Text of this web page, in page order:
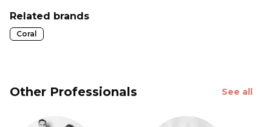
Related brands
Coral
Other Professionals See all